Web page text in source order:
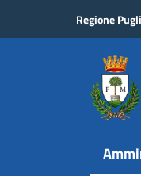
Regione